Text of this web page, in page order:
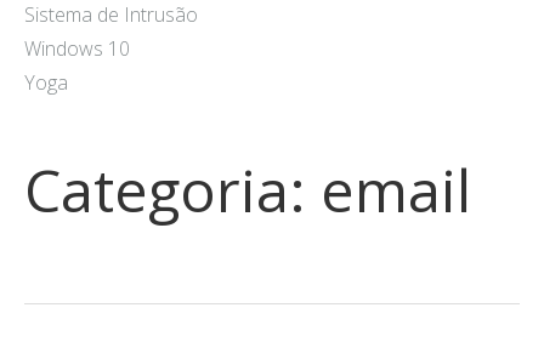
Sistema de Intrusão
Windows 10
Yoga
Categoria: email